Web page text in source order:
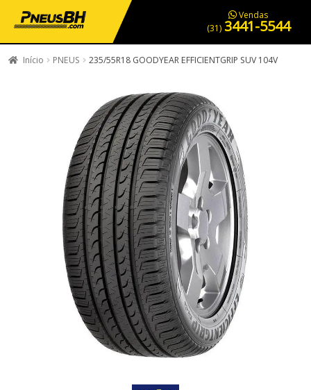
PNEUS EM OFERTA SERVIÇOS AUTOMOTIVOS NOSSA LOJA
Vendas
(31) 3441-5544
Início PNEUS 235/55R18 GOODYEAR EFFICIENTGRIP SUV 104V